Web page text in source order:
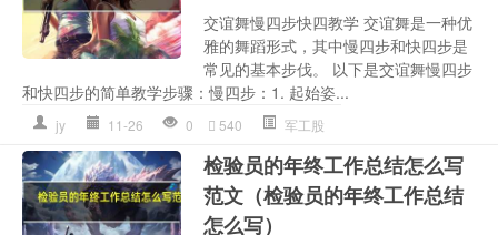
交谊舞慢四步快四教学 交谊舞是一种优
雅的舞蹈形式，其中慢四步和快四步是
常见的基本步伐。 以下是交谊舞慢四步
和快四步的简单教学步骤：慢四步：1. 起始姿...
jy 11-26 0 540 军工股
检验员的年终工作总结怎么写
范文（检验员的年终工作总结
怎么写）